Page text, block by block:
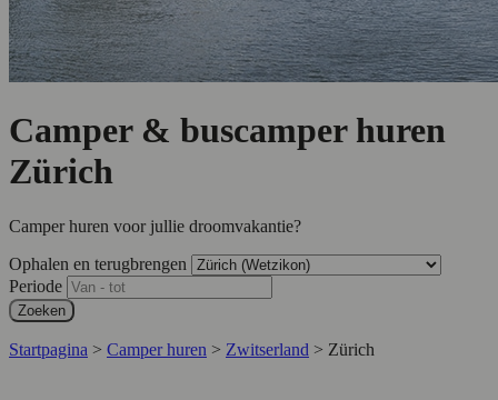
Camper & buscamper huren
Zürich
Camper huren voor jullie droomvakantie?
Ophalen en terugbrengen
Periode
Zoeken
Startpagina > Camper huren > Zwitserland > Zürich